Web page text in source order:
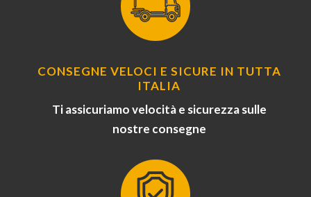
CONSEGNE VELOCI E SICURE IN TUTTA
ITALIA
Ti assicuriamo velocità e sicurezza sulle
nostre consegne